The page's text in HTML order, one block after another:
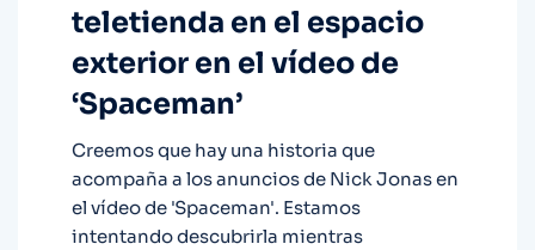
teletienda en el espacio
exterior en el vídeo de
‘Spaceman’
Creemos que hay una historia que
acompaña a los anuncios de Nick Jonas en
el vídeo de 'Spaceman'. Estamos
intentando descubrirla mientras